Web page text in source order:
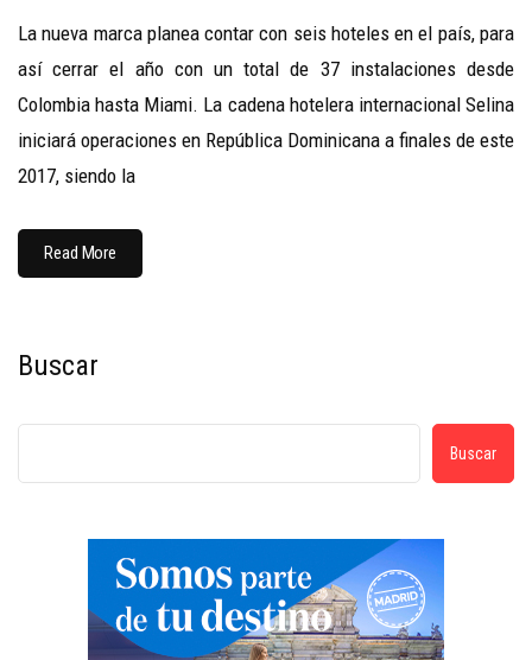
La nueva marca planea contar con seis hoteles en el país, para
así cerrar el año con un total de 37 instalaciones desde
Colombia hasta Miami. La cadena hotelera internacional Selina
iniciará operaciones en República Dominicana a finales de este
2017, siendo la
Read More
Buscar
Buscar